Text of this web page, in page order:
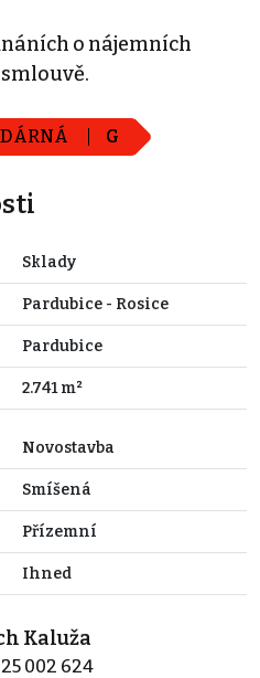
o nájemních
G
Sklady
Pardubice - Rosice
Pardubice
2.741 m²
Novostavba
Smíšená
Přízemní
Ihned
Kaluža
002 624